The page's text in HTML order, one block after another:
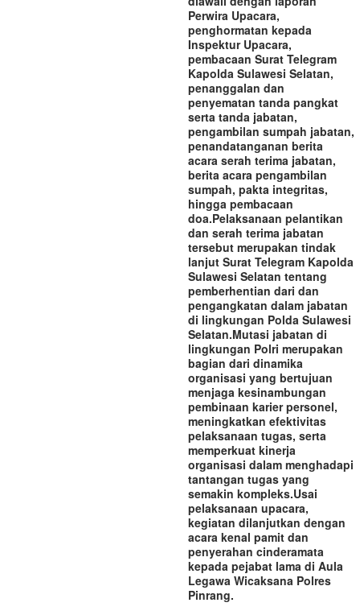
Perwira Upacara,
penghormatan kepada
Inspektur Upacara,
pembacaan Surat Telegram
Kapolda Sulawesi Selatan,
penanggalan dan
penyematan tanda pangkat
serta tanda jabatan,
pengambilan sumpah jabatan,
penandatanganan berita
acara serah terima jabatan,
berita acara pengambilan
sumpah, pakta integritas,
hingga pembacaan
doa.‎‎Pelaksanaan pelantikan
dan serah terima jabatan
tersebut merupakan tindak
lanjut Surat Telegram Kapolda
Sulawesi Selatan tentang
pemberhentian dari dan
pengangkatan dalam jabatan
di lingkungan Polda Sulawesi
Selatan.‎‎Mutasi jabatan di
lingkungan Polri merupakan
bagian dari dinamika
organisasi yang bertujuan
menjaga kesinambungan
pembinaan karier personel,
meningkatkan efektivitas
pelaksanaan tugas, serta
memperkuat kinerja
organisasi dalam menghadapi
tantangan tugas yang
semakin kompleks.‎‎Usai
pelaksanaan upacara,
kegiatan dilanjutkan dengan
acara kenal pamit dan
penyerahan cinderamata
kepada pejabat lama di Aula
Legawa Wicaksana Polres
Pinrang.